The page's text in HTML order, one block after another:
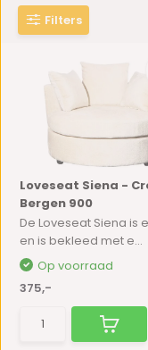
Filters
Loveseat Siena -
Bergen 900
De Loveseat Siena is
en is bekleed met e...
Op voorraad
375,-